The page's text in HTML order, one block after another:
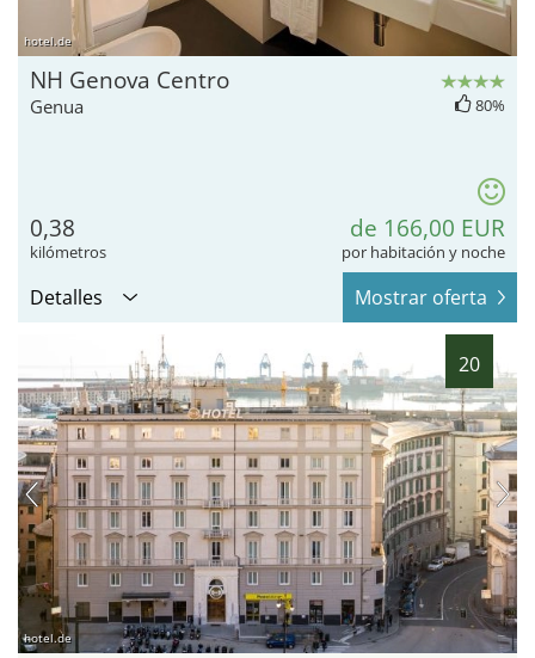
hotel.de
NH Genova Centro
Genua 80%
0,38
kilómetros
de 166,00 EUR
por habitación y noche
Detalles Mostrar oferta
20
hotel.de